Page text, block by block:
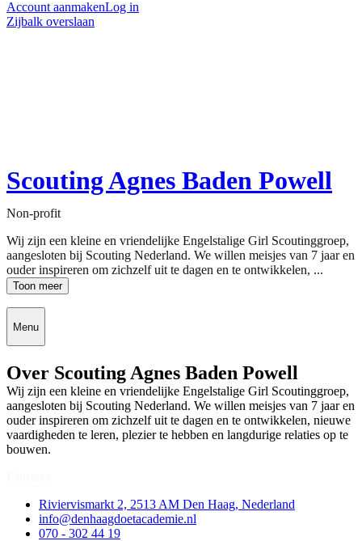
Account aanmakenLog in
Zijbalk overslaan
Scouting Agnes Baden Powell
Non-profit
Wij zijn een kleine en vriendelijke Engelstalige Girl Scoutinggroep,
aangesloten bij Scouting Nederland. We willen meisjes van 7 jaar en
ouder inspireren om zichzelf uit te dagen en te ontwikkelen, ...
Toon meer
Menu
Over Scouting Agnes Baden Powell
Wij zijn een kleine en vriendelijke Engelstalige Girl Scoutinggroep,
aangesloten bij Scouting Nederland. We willen meisjes van 7 jaar en
ouder inspireren om zichzelf uit te dagen en te ontwikkelen, nieuwe
vaardigheden te leren, plezier te hebben en langdurige relaties op te
bouwen.
Riviervismarkt 2, 2513 AM Den Haag, Nederland
info@denhaagdoetacademie.nl
070 - 302 44 19